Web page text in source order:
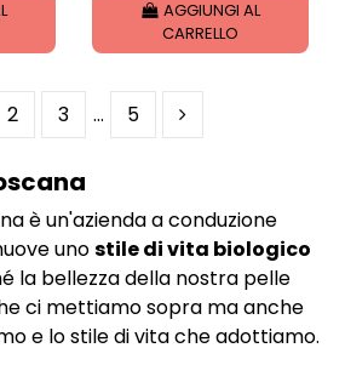
AGGIUNGI AL
CARRELLO
2 3 … 5
è un'azienda a conduzione
unostile di vita biologico
la bellezza della nostra pelle
ci mettiamo sopra ma anche
e lo stile di vita che adottiamo.